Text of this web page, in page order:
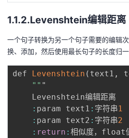
1.1.2.Levenshtein编辑距离
一个句子转换为另一个句子需要的编辑
换、添加，然后使用最长句子的长度归一
def Levenshtein ( text1 ,
"" "
    Levenshtein编辑距离
: param text1 : 字符串1
: param text2 : 字符串2
: return : 相似度，float